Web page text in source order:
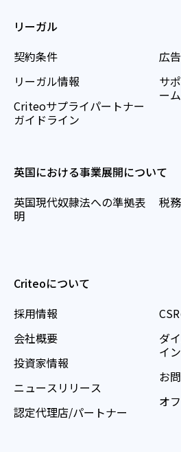
リーガル
契約条件
リーガル情報
Criteoサプライパートナー
ガイドライン
広
サ
ーム
英国における事業展開について
英国現代奴隷法への準拠表
明
税
Criteoについて
採用情報
会社概要
投資家情報
ニュースリリース
認定代理店/パートナー
ダ
イ
お
オ